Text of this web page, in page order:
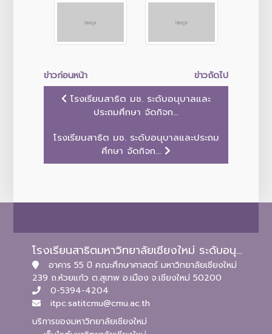
ข่าวก่อนหน้า
ข่าวถัดไป
โรงเรียนสาธิต มช. ระดับอนุบาลและ
ประถมศึกษา จัดกิจก...
โรงเรียนสาธิต มช. ระดับอนุบาลและประถม
ศึกษา จัดกิจก...
โรงเรียนสาธิตมหาวิทยาลัยเชียงใหม่ ระดับอนุบาลและประถมศึกษา
อาคาร 55 ปี คณะศึกษาศาสตร์ มหาวิทยาลัยเชียงใหม่
239 ถ.ห้วยแก้ว ต.สุเทพ อ.เมือง จ.เชียงใหม่ 50200
0-5394-4204
itpc.satitcmu@cmu.ac.th
บริการของมหาวิทยาลัยเชียงใหม่